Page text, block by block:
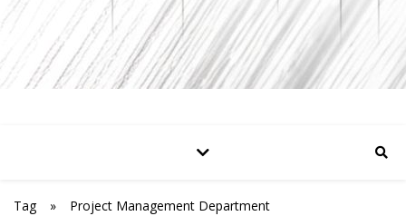
Tag » Project Management Department